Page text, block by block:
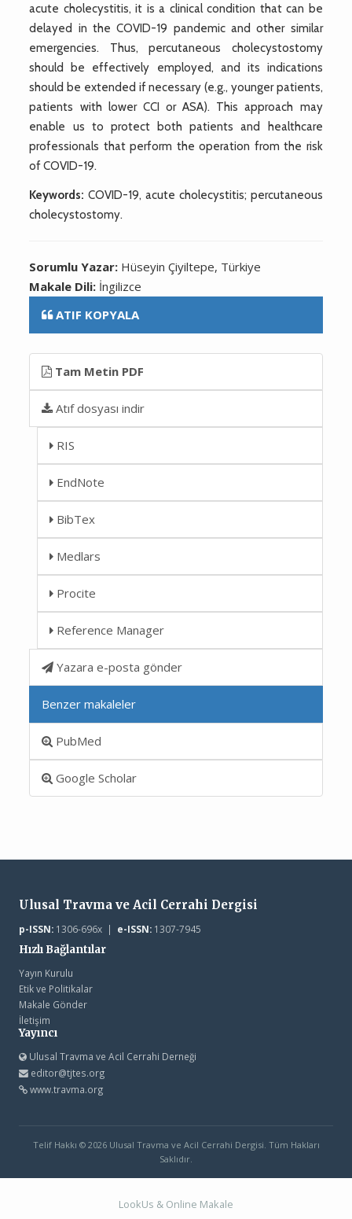
acute cholecystitis, it is a clinical condition that can be
delayed in the COVID-19 pandemic and other similar
emergencies. Thus, percutaneous cholecystostomy
should be effectively employed, and its indications
should be extended if necessary (e.g., younger patients,
patients with lower CCI or ASA). This approach may
enable us to protect both patients and healthcare
professionals that perform the operation from the risk
of COVID-19.
Keywords: COVID-19, acute cholecystitis; percutaneous
cholecystostomy.
Sorumlu Yazar: Hüseyin Çiyiltepe, Türkiye
Makale Dili: İngilizce
ATIF KOPYALA
Tam Metin PDF
Atıf dosyası indir
RIS
EndNote
BibTex
Medlars
Procite
Reference Manager
Yazara e-posta gönder
Benzer makaleler
PubMed
Google Scholar
Ulusal Travma ve Acil Cerrahi Dergisi
p-ISSN:1306-696x | e-ISSN:1307-7945
Hızlı Bağlantılar
Yayın Kurulu
Etik ve Politikalar
Makale Gönder
İletişim
Yayıncı
Ulusal Travma ve Acil Cerrahi Derneği
editor@tjtes.org
www.travma.org
Telif Hakkı © 2026 Ulusal Travma ve Acil Cerrahi Dergisi. Tüm Hakları
Saklıdır.
LookUs & Online Makale